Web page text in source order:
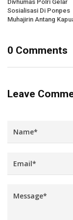
Divhumas Polri Gelar
Sosialisasi Di Ponpes
Muhajirin Antang
0 Comments
Leave